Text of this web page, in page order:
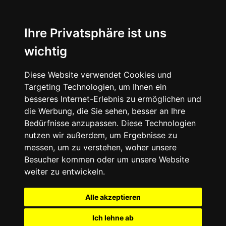
Ihre Privatsphäre ist uns
wichtig
Diese Website verwendet Cookies und
Targeting Technologien, um Ihnen ein
besseres Internet-Erlebnis zu ermöglichen und
die Werbung, die Sie sehen, besser an Ihre
Bedürfnisse anzupassen. Diese Technologien
nutzen wir außerdem, um Ergebnisse zu
messen, um zu verstehen, woher unsere
Besucher kommen oder um unsere Website
weiter zu entwickeln.
Alle akzeptieren
Ich lehne ab